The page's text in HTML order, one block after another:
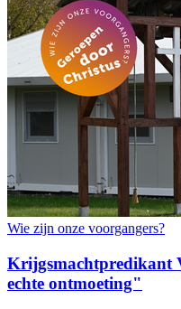
Wie zijn onze voorgangers?
Krijgsmachtpredikant
echte ontmoeting"